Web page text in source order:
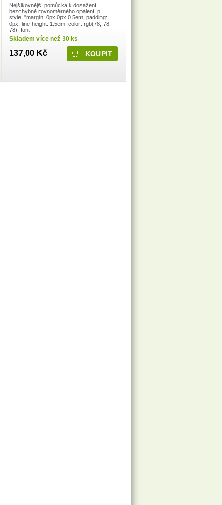
Nejšikovnější pomůcka k dosažení
bezchybně rovnoměrného opálení. p
style="margin: 0px 0px 0.5em; padding:
0px; line-height: 1.5em; color: rgb(78, 78,
78); font
Skladem více než 30 ks
137,00 Kč